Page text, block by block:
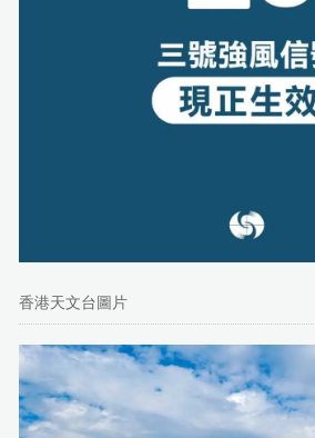
香港天文台圖片